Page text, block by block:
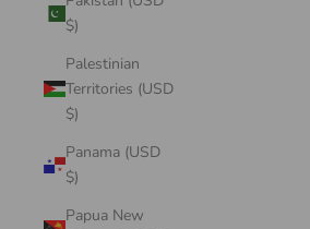
$)
Palestinian
Territories (USD
$)
Panama (USD
$)
Papua New